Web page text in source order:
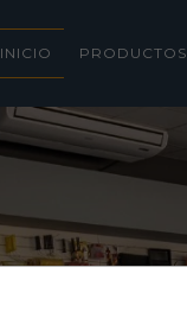
INICIO PRODUCTOS